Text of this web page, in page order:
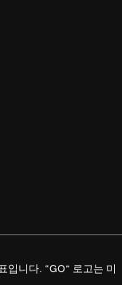
입니다. “GO” 로고는 미